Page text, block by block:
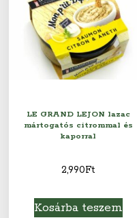
LE GRAND LEJON lazac
mártogatós citrommal és
kaporral
2,990Ft
Kosárba teszem